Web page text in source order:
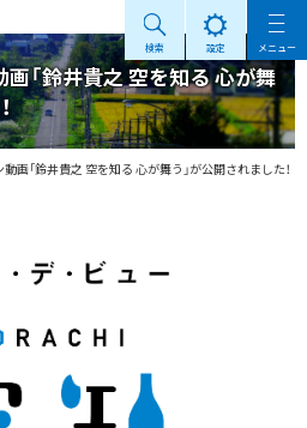
道 赤平市
検索 設定 メニュー
「鈴井貴之 空を知る 心が舞
画「鈴井貴之 空を知る 心が舞う」が公開されました！